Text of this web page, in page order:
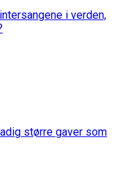
i verden,
større gaver som